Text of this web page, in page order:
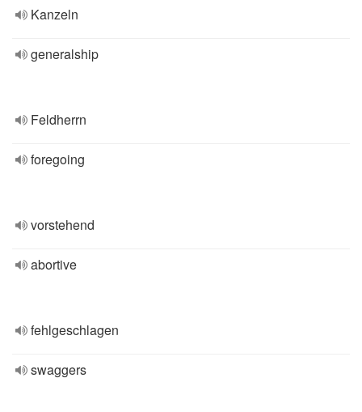
Kanzeln
generalship
Feldherrn
foregoing
vorstehend
abortive
fehlgeschlagen
swaggers